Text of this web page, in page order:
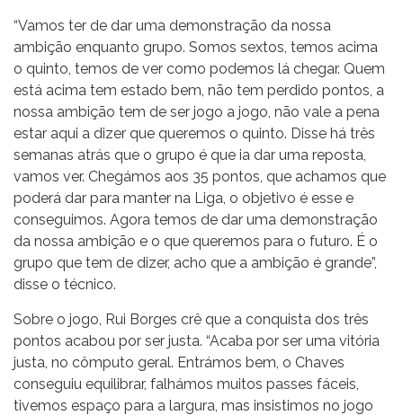
“Vamos ter de dar uma demonstração da nossa
ambição enquanto grupo. Somos sextos, temos acima
o quinto, temos de ver como podemos lá chegar. Quem
está acima tem estado bem, não tem perdido pontos, a
nossa ambição tem de ser jogo a jogo, não vale a pena
estar aqui a dizer que queremos o quinto. Disse há três
semanas atrás que o grupo é que ia dar uma reposta,
vamos ver. Chegámos aos 35 pontos, que achamos que
poderá dar para manter na Liga, o objetivo é esse e
conseguimos. Agora temos de dar uma demonstração
da nossa ambição e o que queremos para o futuro. É o
grupo que tem de dizer, acho que a ambição é grande”,
disse o técnico.
Sobre o jogo, Rui Borges crê que a conquista dos três
pontos acabou por ser justa. “Acaba por ser uma vitória
justa, no cômputo geral. Entrámos bem, o Chaves
conseguiu equilibrar, falhámos muitos passes fáceis,
tivemos espaço para a largura, mas insistimos no jogo